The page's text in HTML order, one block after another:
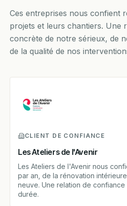
Ces entreprises nous confient
projets et leurs chantiers. Une
concrète de notre sérieux, de
de la qualité de nos
CLIENT DE CONFIANCE
Les Ateliers de l'Avenir
Les Ateliers de l'Avenir nous
par an, de la rénovation
neuve. Une relation de confiance
durée.